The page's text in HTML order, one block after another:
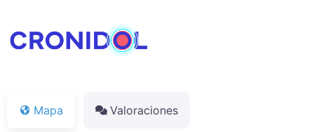
Mapa Valoraciones